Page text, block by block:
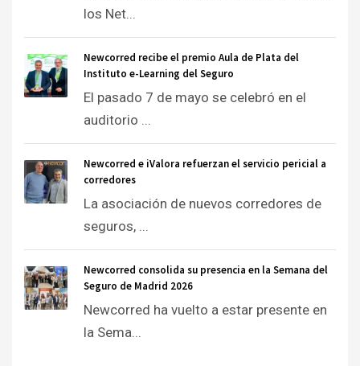
los Net...
Newcorred recibe el premio Aula de Plata del
Instituto e-Learning del Seguro
El pasado 7 de mayo se celebró en el
auditorio ...
Newcorred e iValora refuerzan el servicio pericial a
corredores
La asociación de nuevos corredores de
seguros, ...
Newcorred consolida su presencia en la Semana del
Seguro de Madrid 2026
Newcorred ha vuelto a estar presente en
la Sema...